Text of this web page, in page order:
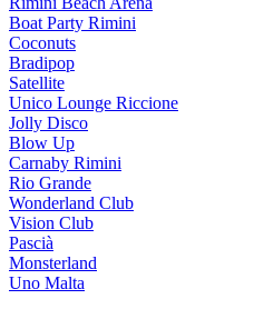
Boat Party Rimini
Coconuts
Bradipop
Satellite
Unico Lounge Riccione
Jolly Disco
Blow Up
Carnaby Rimini
Rio Grande
Wonderland Club
Vision Club
Pascià
Monsterland
Uno Malta